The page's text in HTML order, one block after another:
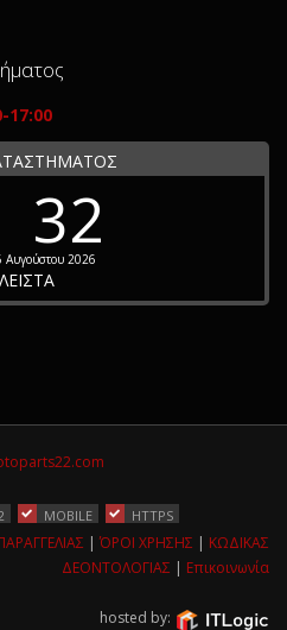
17:00
32
Αυγούστου 2026
MOBILE HTTPS
|ΌΡΟΙ ΧΡΗΣΗΣ | ΚΩΔΙΚΑΣ
ΔΕΟΝΤΟΛΟΓΙΑΣ | Επικοινωνία
hosted by: